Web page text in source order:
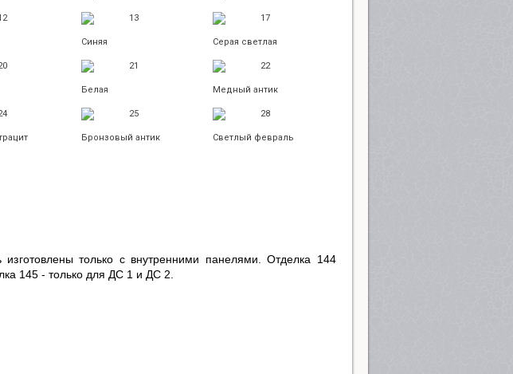
13
Синяя
17
Серая светлая
21
Белая
22
Медный антик
25
Бронзовый антик
28
Светлый февраль
только с внутренними панелями. Отделка 144
145 - только для ДС 1 и ДС 2.